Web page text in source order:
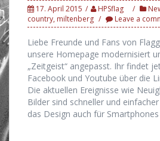
17. April 2015 HPSflag
country, miltenberg Leave a
Liebe Freunde und Fans von
unsere Homepage modernisiert
„Zeitgeist“ angepasst. Ihr findet
Facebook und Youtube über die
Die aktuellen Ereignisse wie
Bilder sind schneller und
das Design auch für